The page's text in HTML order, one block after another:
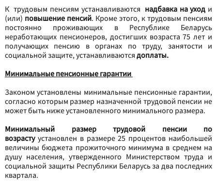
К трудовым пенсиям устанавливаются надбавка на уход и
(или) повышение пенсий. Кроме этого, к трудовым пенсиям
постоянно проживающих в Республике Беларусь
неработающих пенсионеров, достигших возраста 75 лет и
получающих пенсию в органах по труду, занятости и
социальной защите, устанавливаются доплаты.
Минимальные пенсионные гарантии
Законом установлены минимальные пенсионные гарантии,
согласно которым размер назначенной трудовой пенсии не
может быть ниже установленного минимального размера.
Минимальный размер трудовой пенсии по
возрастуустановлен в размере 25 процентов наибольшей
величины бюджета прожиточного минимума в среднем на
душу населения, утвержденного Министерством труда и
социальной защиты Республики Беларусь за два последних
квартала.